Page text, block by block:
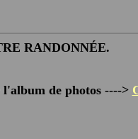
RANDONNÉE.
de photos ---->